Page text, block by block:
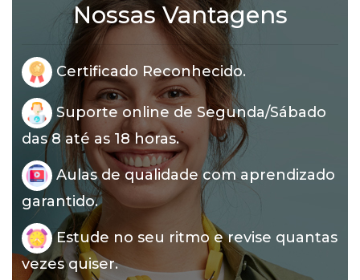
Nossas Vantagens
Certificado Reconhecido.
Suporte online de Segunda/Sábado
das 8 até as 18 horas.
Aulas de qualidade com aprendizado
garantido.
Estude no seu ritmo e revise quantas
vezes quiser.